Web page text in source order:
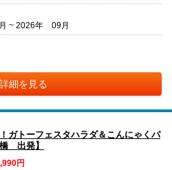
~ 2026年 09月
詳細を見る
ガトーフェスタハラダ＆こんにゃくパ
出発】
円